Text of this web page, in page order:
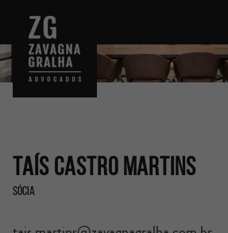
Taís Castro Martins
Sócia